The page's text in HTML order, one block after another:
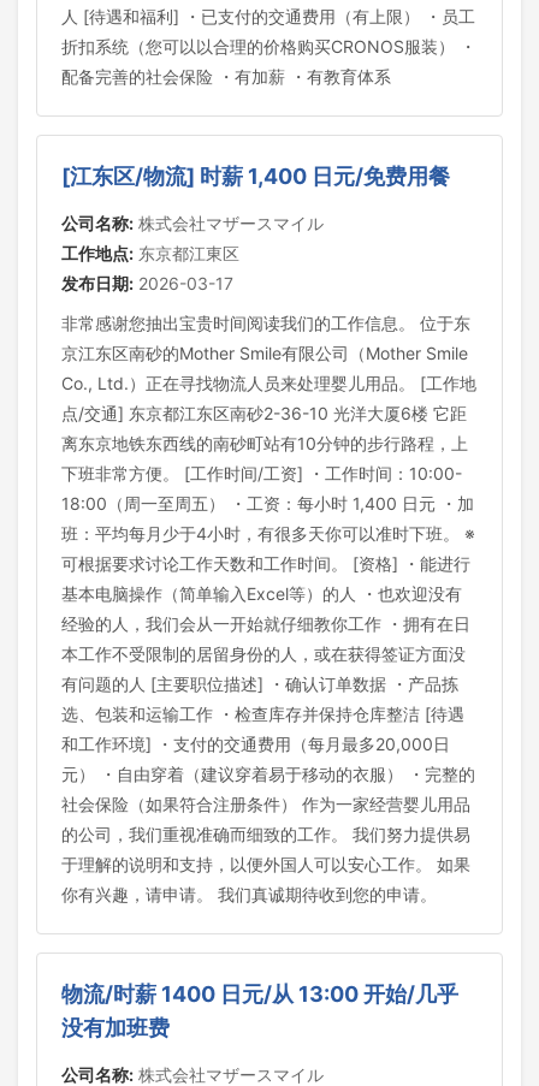
人 [待遇和福利] ・已支付的交通费用（有上限） ・员工
折扣系统（您可以以合理的价格购买CRONOS服装） ・
配备完善的社会保险 ・有加薪 ・有教育体系
[江东区/物流] 时薪 1,400 日元/免费用餐
公司名称: 株式会社マザースマイル
工作地点: 东京都江東区
发布日期: 2026-03-17
非常感谢您抽出宝贵时间阅读我们的工作信息。 位于东
京江东区南砂的Mother Smile有限公司（Mother Smile
Co., Ltd.）正在寻找物流人员来处理婴儿用品。 [工作地
点/交通] 东京都江东区南砂2-36-10 光洋大厦6楼 它距
离东京地铁东西线的南砂町站有10分钟的步行路程，上
下班非常方便。 [工作时间/工资] ・工作时间：10:00-
18:00（周一至周五） ・工资：每小时 1,400 日元 ・加
班：平均每月少于4小时，有很多天你可以准时下班。 ※
可根据要求讨论工作天数和工作时间。 [资格] ・能进行
基本电脑操作（简单输入Excel等）的人 ・也欢迎没有
经验的人，我们会从一开始就仔细教你工作 ・拥有在日
本工作不受限制的居留身份的人，或在获得签证方面没
有问题的人 [主要职位描述] ・确认订单数据 ・产品拣
选、包装和运输工作 ・检查库存并保持仓库整洁 [待遇
和工作环境] ・支付的交通费用（每月最多20,000日
元） ・自由穿着（建议穿着易于移动的衣服） ・完整的
社会保险（如果符合注册条件） 作为一家经营婴儿用品
的公司，我们重视准确而细致的工作。 我们努力提供易
于理解的说明和支持，以便外国人可以安心工作。 如果
你有兴趣，请申请。 我们真诚期待收到您的申请。
物流/时薪 1400 日元/从 13:00 开始/几乎
没有加班费
公司名称: 株式会社マザースマイル